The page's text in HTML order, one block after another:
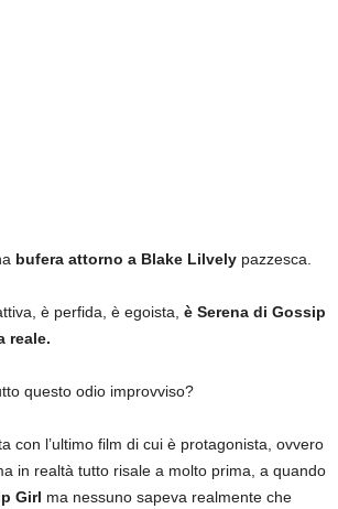
bufera attorno a Blake Lilvely pazzesca.
è perfida, è egoista, è Serena di Gossip
reale.
questo odio improvviso?
con l’ultimo film di cui è protagonista, ovvero
in realtà tutto risale a molto prima, a quando
Girl ma nessuno sapeva realmente che